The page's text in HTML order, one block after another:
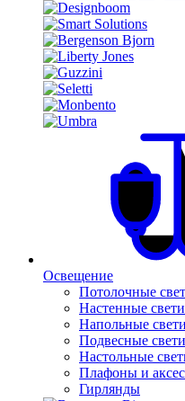
Освещение
Потолочные
Настенные
Напольные
Подвесные
Настольные
Плафоны и
Гирлянды